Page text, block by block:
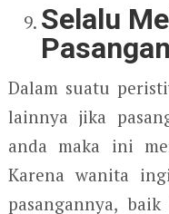
Selalu
Pasangan
Dalam suatu
lainnya jika
anda maka ini
Karena wanita
pasangannya,